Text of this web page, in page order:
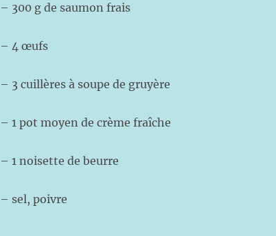
– 300 g de saumon frais
– 4 œufs
– 3 cuillères à soupe de gruyère
– 1 pot moyen de crème fraîche
– 1 noisette de beurre
– sel, poivre